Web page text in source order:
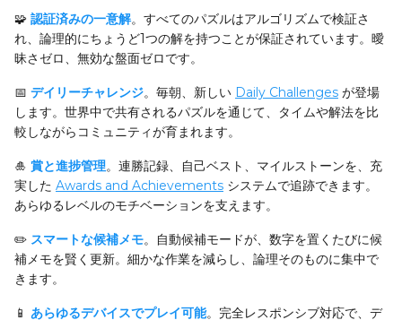
🧩 認証済みの一意解。すべてのパズルはアルゴリズムで検証さ
れ、論理的にちょうど1つの解を持つことが保証されています。曖
昧さゼロ、無効な盤面ゼロです。
📅 デイリーチャレンジ。毎朝、新しい Daily Challenges が登場
します。世界中で共有されるパズルを通じて、タイムや解法を比
較しながらコミュニティが育まれます。
🎍 賞と進捗管理。連勝記録、自己ベスト、マイルストーンを、充
実した Awards and Achievements システムで追跡できます。
あらゆるレベルのモチベーションを支えます。
✏️ スマートな候補メモ。自動候補モードが、数字を置くたびに候
補メモを賢く更新。細かな作業を減らし、論理そのものに集中で
きます。
📱 あらゆるデバイスでプレイ可能。完全レスポンシブ対応で、デ